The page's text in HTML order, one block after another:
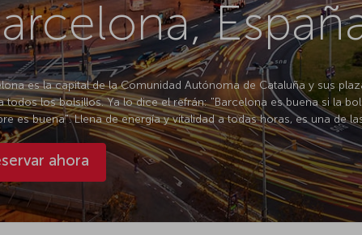
es la capital de la Comunidad Autónoma de Cataluña y sus
todos los bolsillos. Ya lo dice el refrán: "Barcelona es buena si la
es buena". Llena de energía y vitalidad a todas horas, es una de
ahora